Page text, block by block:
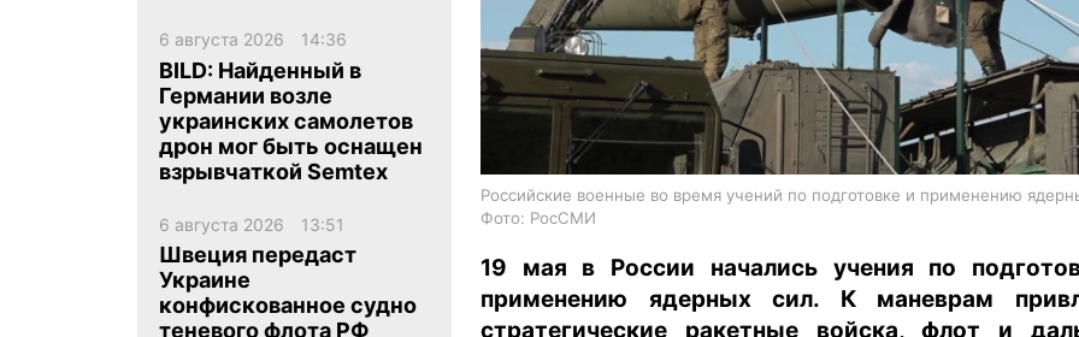
Российские военные во время учений по подготовке и применению
Фото: РосСМИ
19 мая в России начались учения по
применению ядерных сил. К маневрам
стратегические ракетные войска, флот и
6 августа 2026 14:36
BILD: Найденный в
Германии возле
украинских самолетов
дрон мог быть оснащен
взрывчаткой Semtex
6 августа 2026 13:51
Швеция передаст
Украине
конфискованное судно
теневого флота РФ